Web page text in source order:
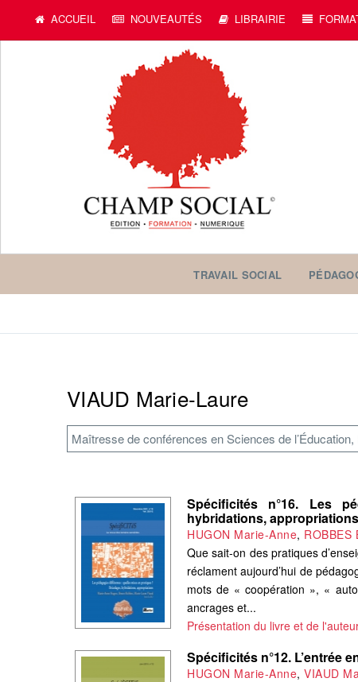
ACCUEIL NOUVEAUTÉS LIBRAIRIE
TRAVAIL SOCIAL
VIAUD Marie-Laure
Maîtresse de conférences en Sciences de
Spécificités n°16. Les
hybridations, appropriations
HUGON Marie-Anne, ROBBES
Que sait-on des pratiques
réclament aujourd’hui de
mots de « coopération », «
ancrages et...
Présentation du livre et de
Spécificités n°12. L’entrée
HUGON Marie-Anne,VIAUD